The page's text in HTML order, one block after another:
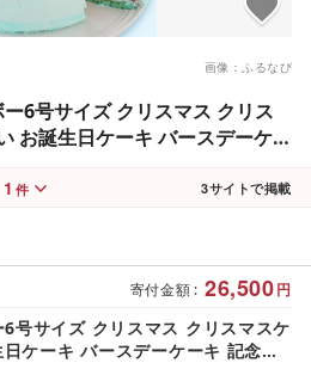
画像：ふるなび
6号サイズ クリスマス クリス
お誕生日ケーキ バースデーケー
1 件 3サイトで掲載
寄付金額 : 26,500円
号サイズ クリスマス クリスマスケ
ケーキ バースデーケーキ 記念日